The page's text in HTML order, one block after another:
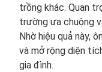
trồng khác. Quan
trường ưa chuộng
Nhờ hiệu quả này,
và mở rộng diện
gia đình.